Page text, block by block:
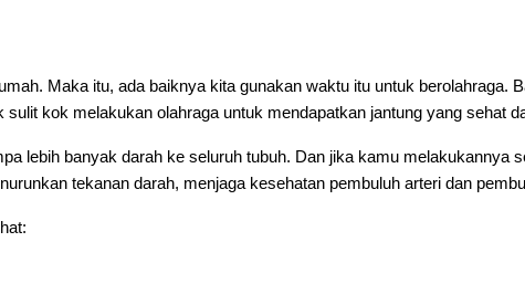
Maka itu, ada baiknya kita gunakan waktu itu untuk berolahraga.
kok melakukan olahraga untuk mendapatkan jantung yang sehat
lebih banyak darah ke seluruh tubuh. Dan jika kamu melakukannya
tekanan darah, menjaga kesehatan pembuluh arteri dan